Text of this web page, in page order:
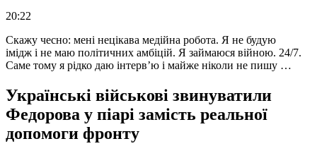
20:22
Скажу чесно: мені нецікава медійна робота. Я не будую
імідж і не маю політичних амбіцій. Я займаюся війною. 24/7.
Саме тому я рідко даю інтерв’ю і майже ніколи не пишу …
Українські військові звинуватили
Федорова у піарі замість реальної
допомоги фронту